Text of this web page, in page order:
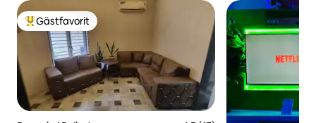
Populär gästfavorit
Gästfavorit